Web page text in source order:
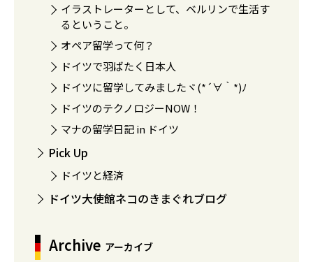
イラストレーターとして、ベルリンで生活す
るということ。
オペア留学って何？
ドイツで羽ばたく日本人
ドイツに留学してみましたヾ(*´∀｀*)ﾉ
ドイツのテクノロジーNOW！
マナの留学日記 in ドイツ
Pick Up
ドイツと経済
ドイツ大使館ネコのきまぐれブログ
Archive アーカイブ